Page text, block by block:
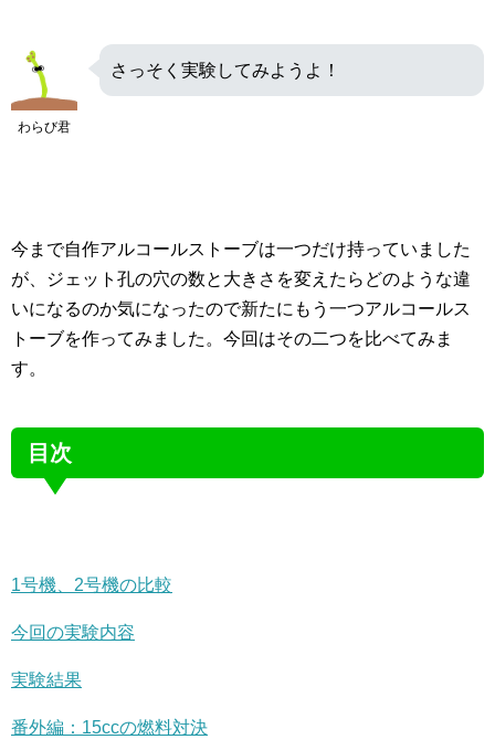
わらび君
さっそく実験してみようよ！
今まで自作アルコールストーブは一つだけ持っていました
が、ジェット孔の穴の数と大きさを変えたらどのような違
いになるのか気になったので新たにもう一つアルコールス
トーブを作ってみました。今回はその二つを比べてみま
す。
目次
1号機、2号機の比較
今回の実験内容
実験結果
番外編：15ccの燃料対決